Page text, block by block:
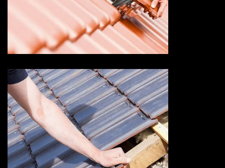
Devis changement de tuile 73
Savoie
Devis fuite de toiture 73
Savoie